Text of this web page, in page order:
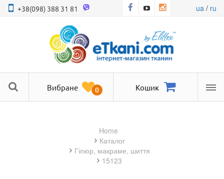
+38(098) 388 31 81 ua/ ru
Вибране 0 Кошик
Home
Каталог
гіпюр, макраме, шиття
15123